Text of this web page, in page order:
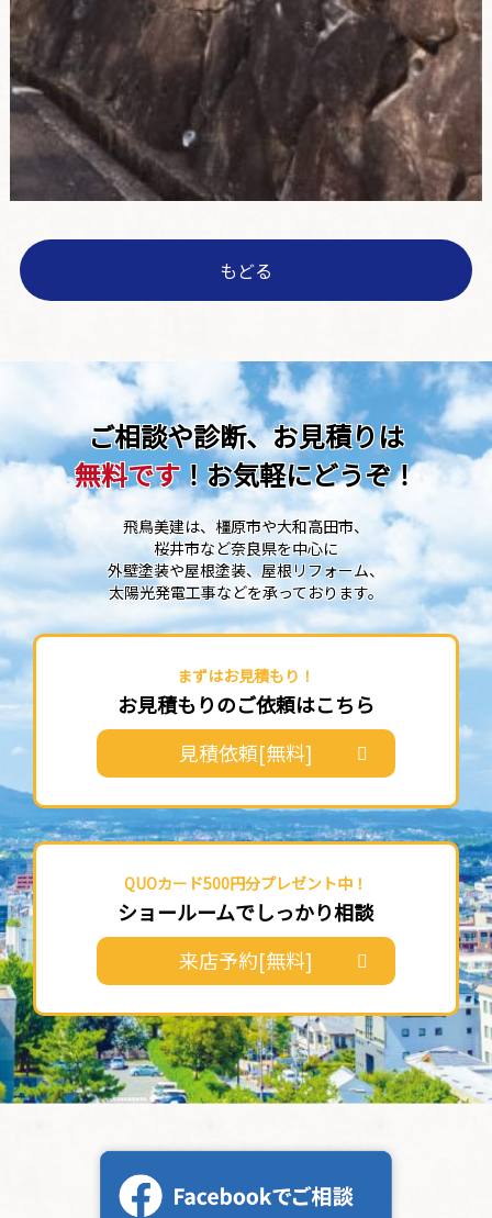
もどる
ご相談や診断、お見積りは
無料です！お気軽にどうぞ！
飛鳥美建は、橿原市や大和高田市、
桜井市など奈良県を中心に
外壁塗装や屋根塗装、屋根リフォーム、
太陽光発電工事などを承っております。
まずはお見積もり！
お見積もりのご依頼はこちら
見積依頼[無料]
QUOカード500円分プレゼント中！
ショールームでしっかり相談
来店予約[無料]